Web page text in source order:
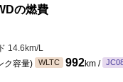
の燃費
14.6km/L
ク容量) WLTC 992km /